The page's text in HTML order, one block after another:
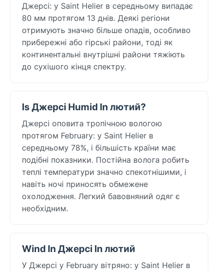
Джерсі: у Saint Helier в середньому випадає
80 мм протягом 13 днів. Деякі регіони
отримують значно більше опадів, особливо
прибережні або гірські райони, тоді як
континентальні внутрішні райони тяжіють
до сухішого кінця спектру.
Is Джерсі Humid In лютий?
Джерсі оповита тропічною вологою
протягом February: у Saint Helier в
середньому 78%, і більшість країни має
подібні показники. Постійна волога робить
теплі температури значно спекотнішими, і
навіть ночі приносять обмежене
охолодження. Легкий бавовняний одяг є
необхідним.
Wind In Джерсі In лютий
У Джерсі у February вітряно: у Saint Helier в